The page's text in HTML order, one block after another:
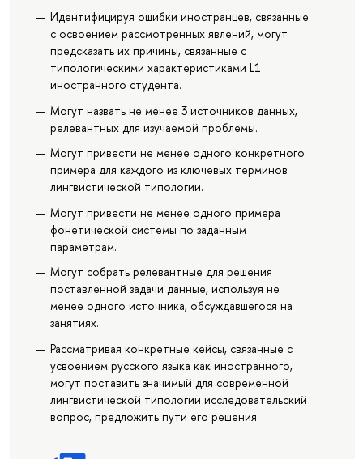
Идентифицируя ошибки иностранцев, связанные
с освоением рассмотренных явлений, могут
предсказать их причины, связанные с
типологическими характеристиками L1
иностранного студента.
Могут назвать не менее 3 источников данных,
релевантных для изучаемой проблемы.
Могут привести не менее одного конкретного
примера для каждого из ключевых терминов
лингвистической типологии.
Могут привести не менее одного примера
фонетической системы по заданным
параметрам.
Могут собрать релевантные для решения
поставленной задачи данные, используя не
менее одного источника, обсуждавшегося на
занятиях.
Рассматривая конкретные кейсы, связанные с
усвоением русского языка как иностранного,
могут поставить значимый для современной
лингвистической типологии исследовательский
вопрос, предложить пути его решения.